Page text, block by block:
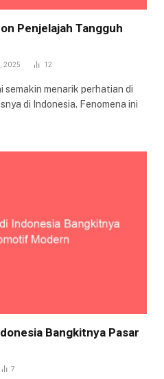
Penjelajah Tangguh
2025 12
semakin menarik perhatian di
di Indonesia. Fenomena ini
Bangkitnya Pasar
7